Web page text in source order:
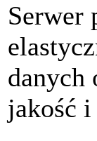
Serwer
danych
jakość i